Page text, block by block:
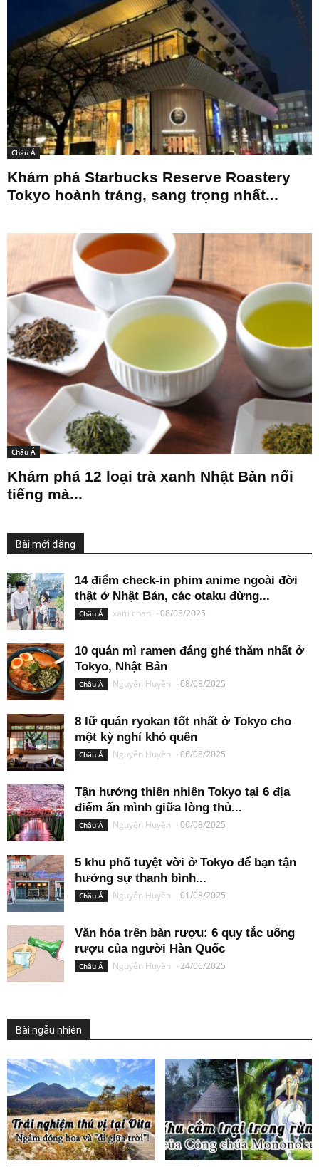
Châu Á
Khám phá Starbucks Reserve Roastery
Tokyo hoành tráng, sang trọng nhất...
Châu Á
Khám phá 12 loại trà xanh Nhật Bản nổi
tiếng mà...
Bài mới đăng
14 điểm check-in phim anime ngoài đời
thật ở Nhật Bản, các otaku đừng...
Châu Á xam chan -08/08/2025
10 quán mì ramen đáng ghé thăm nhất ở
Tokyo, Nhật Bản
Châu Á Nguyễn Huyền -08/08/2025
8 lữ quán ryokan tốt nhất ở Tokyo cho
một kỳ nghỉ khó quên
Châu Á Nguyễn Huyền -06/08/2025
Tận hưởng thiên nhiên Tokyo tại 6 địa
điểm ẩn mình giữa lòng thủ...
Châu Á Nguyễn Huyền -06/08/2025
5 khu phố tuyệt vời ở Tokyo để bạn tận
hưởng sự thanh bình...
Châu Á Nguyễn Huyền -01/08/2025
Văn hóa trên bàn rượu: 6 quy tắc uống
rượu của người Hàn Quốc
Châu Á Nguyễn Huyền -24/06/2025
Bài ngẫu nhiên